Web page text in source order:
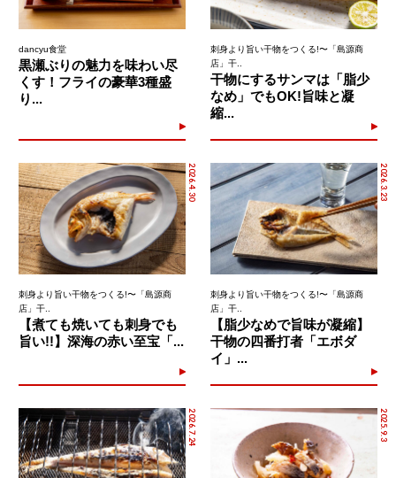
dancyu食堂
黒瀬ぶりの魅力を味わい尽
くす！フライの豪華3種盛
り...
刺身より旨い干物をつくる!〜「島源商
店」干..
干物にするサンマは「脂少
なめ」でもOK!旨味と凝
縮...
2026.4.30
刺身より旨い干物をつくる!〜「島源商
店」干..
【煮ても焼いても刺身でも
旨い!!】深海の赤い至宝「...
2026.3.23
刺身より旨い干物をつくる!〜「島源商
店」干..
【脂少なめで旨味が凝縮】
干物の四番打者「エボダ
イ」...
2026.7.24 2025.9.3